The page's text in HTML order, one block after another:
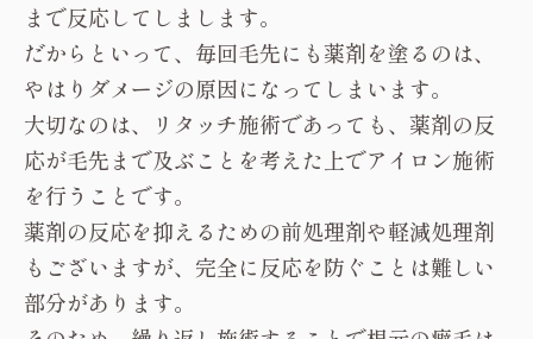
まで反応してしまします。
だからといって、毎回毛先にも薬剤を塗るのは、
やはりダメージの原因になってしまいます。
大切なのは、リタッチ施術であっても、薬剤の反
応が毛先まで及ぶことを考えた上でアイロン施術
を行うことです。
薬剤の反応を抑えるための前処理剤や軽減処理剤
もございますが、完全に反応を防ぐことは難しい
部分があります。